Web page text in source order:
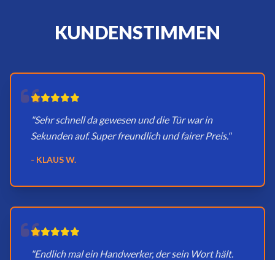
KUNDENSTIMMEN
"Sehr schnell da gewesen und die Tür war in
Sekunden auf. Super freundlich und fairer Preis."
- KLAUS W.
"Endlich mal ein Handwerker, der sein Wort hält.